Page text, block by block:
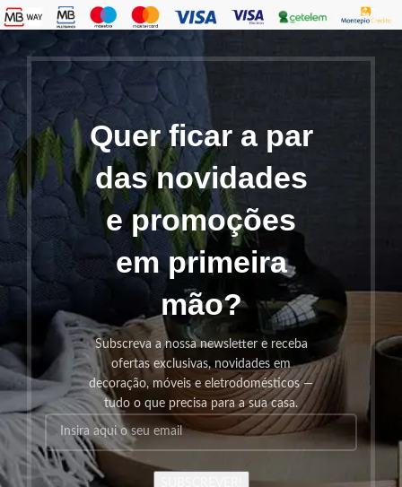
Quer ficar a par
das novidades
e promoções
em primeira
mão?
Subscreva a nossa newsletter e receba
ofertas exclusivas, novidades em
decoração, móveis e eletrodomésticos —
tudo o que precisa para a sua casa.